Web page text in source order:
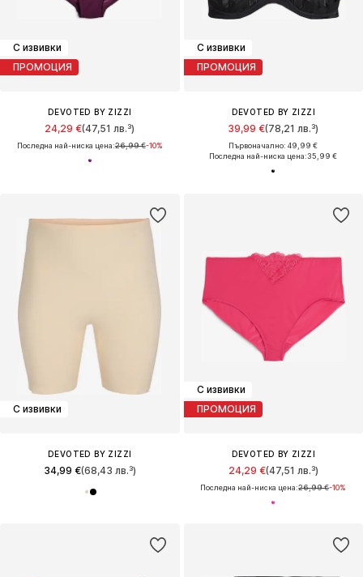
С извивки
ПРОМОЦИЯ
DEVOTED BY ZIZZI
24,29 €(47,51 лв.³)
Последна най-ниска цена:26,99 €-10%
С извивки
ПРОМОЦИЯ
DEVOTED BY ZIZZI
39,99 €(78,21 лв.³)
Първоначално: 49,99 €
Последна най-ниска цена:35,99 €
С извивки
DEVOTED BY ZIZZI
34,99 €(68,43 лв.³)
С извивки
ПРОМОЦИЯ
DEVOTED BY ZIZZI
24,29 €(47,51 лв.³)
Последна най-ниска цена:26,99 €-10%